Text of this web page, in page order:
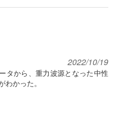
2022/10/19
タから、重力波源となった中性
かった。